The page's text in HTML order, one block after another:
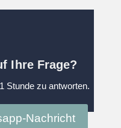
Ihre Frage?
Stunde zu antworten.
Nachricht